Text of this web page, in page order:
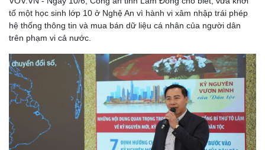
tố một học sinh lớp 10 ở Nghệ An vì hành vi xâm nhập trái phép
hệ thống thông tin và mua bán dữ liệu cá nhân của người dân
trên phạm vi cả nước.